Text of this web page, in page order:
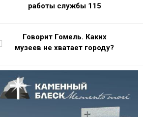
работы службы 115
Говорит Гомель. Каких
музеев не хватает городу?